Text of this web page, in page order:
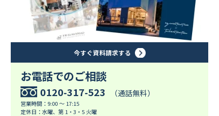
今すぐ資料請求する
お電話でのご相談
0120-317-523 （通話無料）
営業時間：9:00 ～ 17:15
定休日：水曜、第 1・3・5 火曜